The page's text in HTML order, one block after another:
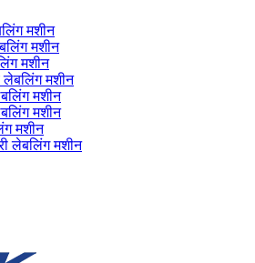
मशीन
मशीन
मशीन
मशीन
मशीन
मशीन
मशीन
लेबलिंग मशीन